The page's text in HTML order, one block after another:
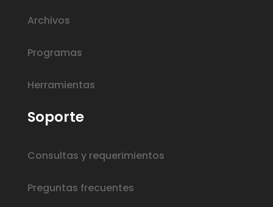
Archivos
Programas
Herramientas
Soporte
Consultas y requerimientos
Preguntas frecuentes